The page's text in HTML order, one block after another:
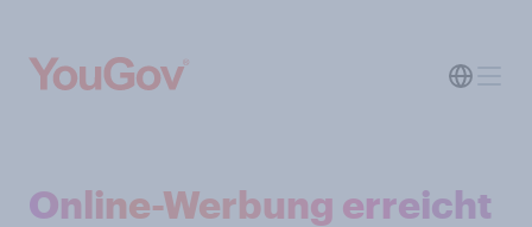
Online-Werbung erreicht